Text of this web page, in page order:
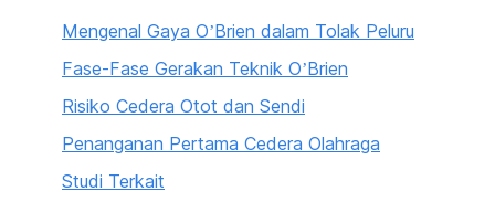
Mengenal Gaya O’Brien dalam Tolak Peluru
Fase-Fase Gerakan Teknik O’Brien
Risiko Cedera Otot dan Sendi
Penanganan Pertama Cedera Olahraga
Studi Terkait